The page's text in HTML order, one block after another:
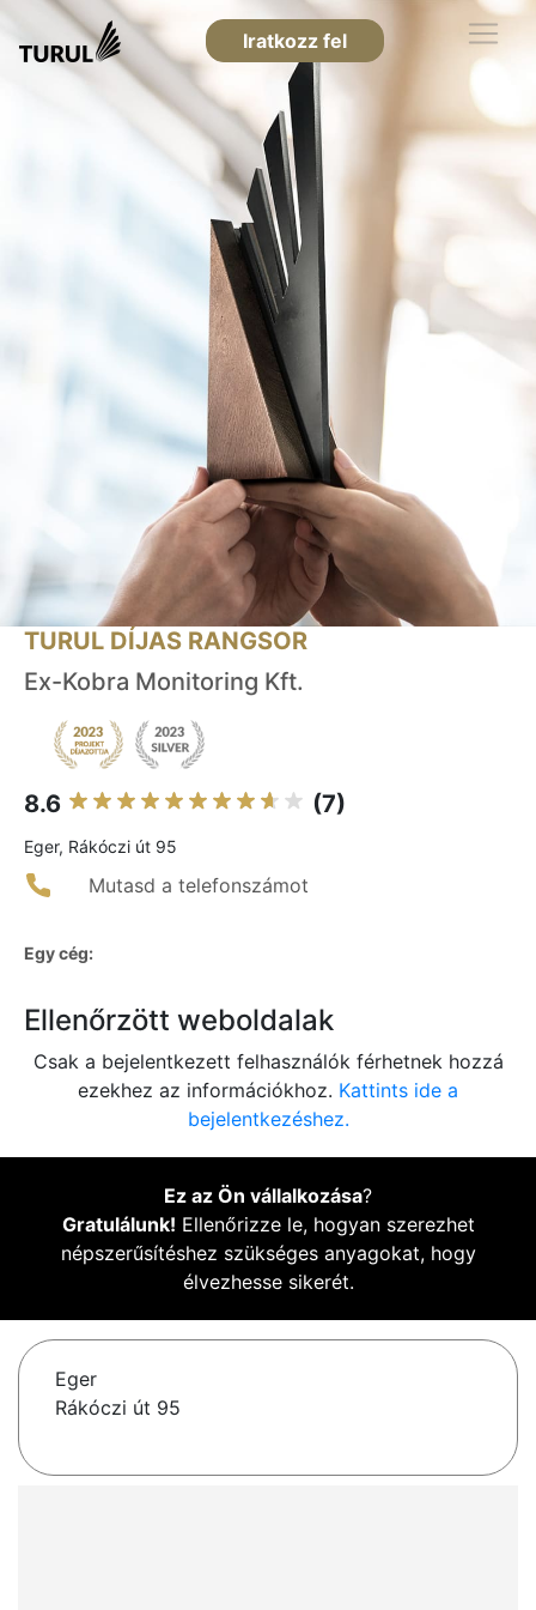
Iratkozz fel
TURUL DÍJAS RANGSOR
Ex-Kobra Monitoring Kft.
8.6 (7)
Eger, Rákóczi út 95
Mutasd a telefonszámot
Egy cég:
Ellenőrzött weboldalak
Csak a bejelentkezett felhasználók férhetnek hozzá
ezekhez az információkhoz. Kattints ide a
bejelentkezéshez.
Ez az Ön vállalkozása?
Gratulálunk! Ellenőrizze le, hogyan szerezhet
népszerűsítéshez szükséges anyagokat, hogy
élvezhesse sikerét.
Eger
Rákóczi út 95